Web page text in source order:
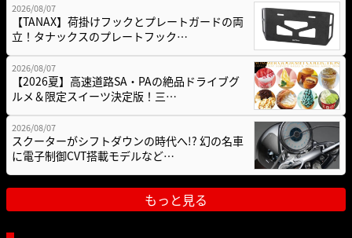
2026/08/07
【TANAX】荷掛けフックとプレートガードの両
立！タナックスのプレートフック…
2026/08/07
【2026夏】高速道路SA・PAの絶品ドライブグ
ルメ＆限定スイーツ決定版！三…
2026/08/07
スクーターがシフトダウンの時代へ!? 幻の名車
に電子制御CVT搭載モデルなど…
もっと見る